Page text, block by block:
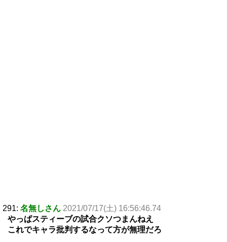
291: 名無しさん 2021/07/17(土) 16:56:46.74
やっぱスティーブの試合クソつまんねえ
これでキャラ批判するなって方が無理だろ